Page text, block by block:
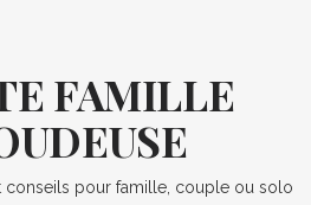
FAMILLE
conseils pour famille, couple ou solo